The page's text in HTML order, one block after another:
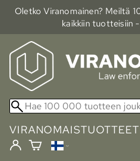
Oletko Viranomainen? Meiltä
kaikkiin tuotteisiin
VIRANOMAISTUOTTEET